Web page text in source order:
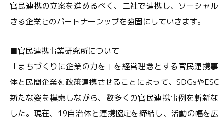
官民連携の立案を進めるべく、二社で連携し、ソーシャ
きる企業とのパートナーシップを強固にしていきます。
■官民連携事業研究所について
「まちづくりに企業の力を」を経営理念とする官民連携
体と民間企業を政策連携させることによって、SDGsや
新たな姿を模索しながら、数多くの官民連携事例を斬新
した。現在、19自治体と連携協定を締結し、活動の幅を